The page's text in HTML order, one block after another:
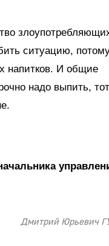
ситуацию,
напитков. И общие
надо выпить,
Дмитрий Юрьевич